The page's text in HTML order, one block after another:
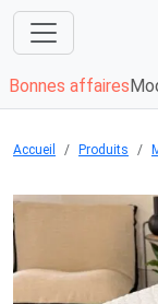
Bonnes affaires
Accueil Produits